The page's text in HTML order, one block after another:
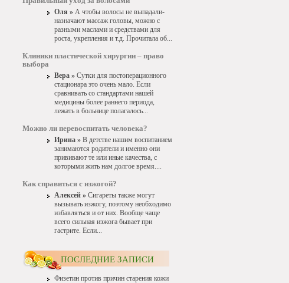
Оля » А чтобы волосы не выпадали-
назначают массаж головы, можно с
разными маслами и средствами для
роста, укрепления и т.д. Прочитала об...
Клиники пластической хирургии – право
выбора
Вера » Сутки для постоперационного
стационара это очень мало. Если
сравнивать со стандартами нашей
медицины более раннего периода,
лежать в больнице полагалось...
Можно ли перевоспитать человека?
Ирина » В детстве нашим воспитанием
занимаются родители и именно они
прививают те или иные качества, с
которыми жить нам долгое время....
Как справиться с изжогой?
Алексей » Сигареты также могут
вызывать изжогу, поэтому необходимо
избавляться и от них. Вообще чаще
всего сильная изжога бывает при
гастрите. Если...
ПОСЛЕДНИЕ ЗАПИСИ
Физетин против причин старения кожи